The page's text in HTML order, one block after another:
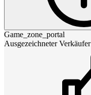
Game_zone_portal
Ausgezeichneter Verkäufer